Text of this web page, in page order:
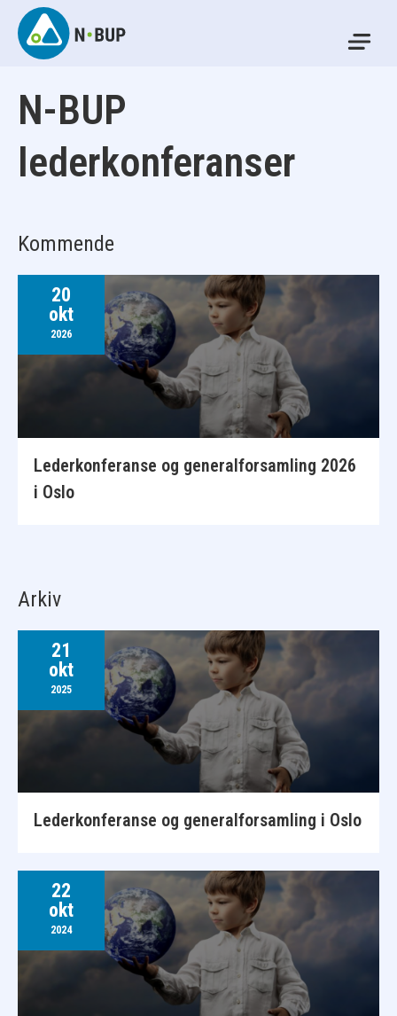
Skip
content
N-BUP
N-BUP
lederkonferanser
Kommende
20
okt
2026
Lederkonferanse og generalforsamling 2026
i Oslo
Arkiv
21
okt
2025
Lederkonferanse og generalforsamling i Oslo
22
okt
2024